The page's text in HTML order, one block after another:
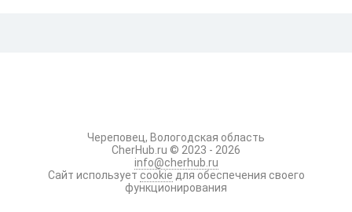
Череповец, Вологодская область
CherHub.ru © 2023 - 2026
info@cherhub.ru
Сайт использует cookie для обеспечения своего
функционирования